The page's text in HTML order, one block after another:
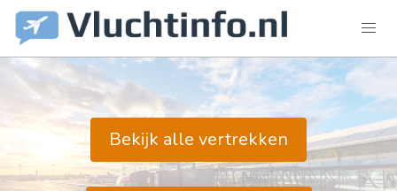
Bekijk alle vertrekken